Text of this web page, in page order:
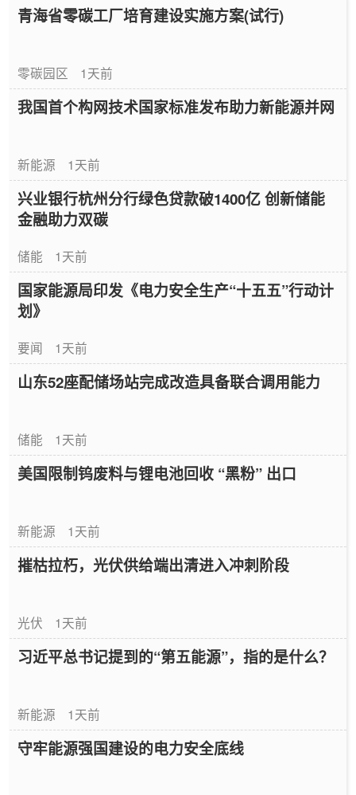
青海省零碳工厂培育建设实施方案(试行)
零碳园区 1天前
我国首个构网技术国家标准发布助力新能源并网
新能源 1天前
兴业银行杭州分行绿色贷款破1400亿 创新储能
金融助力双碳
储能 1天前
国家能源局印发《电力安全生产“十五五”行动计
划》
要闻 1天前
山东52座配储场站完成改造具备联合调用能力
储能 1天前
美国限制钨废料与锂电池回收 “黑粉” 出口
新能源 1天前
摧枯拉朽，光伏供给端出清进入冲刺阶段
光伏 1天前
习近平总书记提到的“第五能源”，指的是什么？
新能源 1天前
守牢能源强国建设的电力安全底线